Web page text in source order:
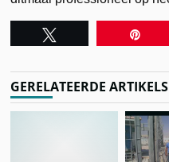
GERELATEERDE ARTIKELS